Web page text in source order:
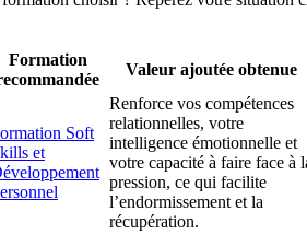
Formation
Valeur ajoutée obtenue
Soft
et
Renforce vos compétences
relationnelles, votre
intelligence émotionnelle et
votre capacité à faire face à
pression, ce qui facilite
l’endormissement et la
récupération.